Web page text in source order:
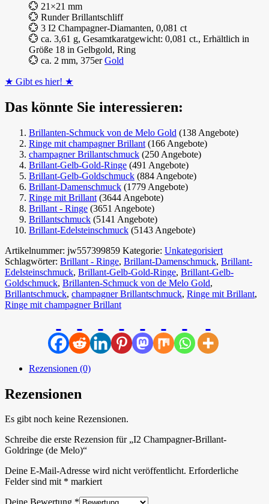
💮 21×21 mm
💮 Runder Brillantschliff
💮 3 I2 Champagner-Diamanten, 0,081 ct
💮 ca. 3,61 g, Gesamtkaratgewicht: 0,081 ct., Erhältlich in
Größe 18 in Gelbgold, Ring
💮 ca. 2 mm, 375erGold
★ Gibt es hier! ★
Das könnte Sie interessieren:
Brillanten-Schmuck von de Melo Gold (138 Angebote)
Ringe mit champagner Brillant (166 Angebote)
champagner Brillantschmuck (250 Angebote)
Brillant-Gelb-Gold-Ringe (491 Angebote)
Brillant-Gelb-Goldschmuck (884 Angebote)
Brillant-Damenschmuck (1779 Angebote)
Ringe mit Brillant (3644 Angebote)
Brillant - Ringe (3651 Angebote)
Brillantschmuck (5141 Angebote)
Brillant-Edelsteinschmuck (5143 Angebote)
Artikelnummer: jw557399859 Kategorie: Unkategorisiert
Schlagwörter: Brillant - Ringe, Brillant-Damenschmuck, Brillant-
Edelsteinschmuck, Brillant-Gelb-Gold-Ringe, Brillant-Gelb-
Goldschmuck, Brillanten-Schmuck von de Melo Gold,
Brillantschmuck, champagner Brillantschmuck, Ringe mit Brillant,
Ringe mit champagner Brillant
Rezensionen (0)
Rezensionen
Es gibt noch keine Rezensionen.
Schreibe die erste Rezension für „I2 Champagner-Brillant-
Goldringe (de Melo)“
Deine E-Mail-Adresse wird nicht veröffentlicht. Erforderliche
Felder sind mit * markiert